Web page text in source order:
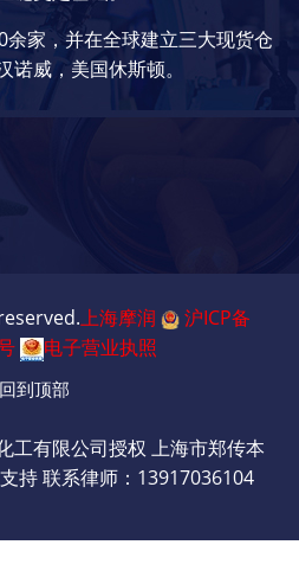
家，并在全球建立三大现货仓
威，美国休斯顿。
上海摩润
沪ICP备
电子营业执照
回到顶部
工有限公司授权 上海市郑传本
持 联系律师：13917036104